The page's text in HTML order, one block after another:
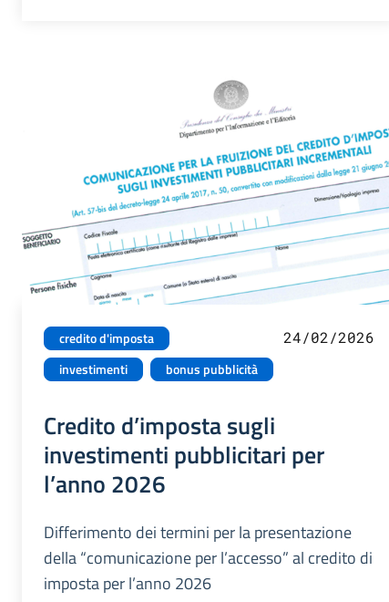
credito d'imposta
investimenti
bonus pubblicità
24/02/2026
Credito d’imposta sugli
investimenti pubblicitari per
l’anno 2026
Differimento dei termini per la presentazione
della “comunicazione per l’accesso” al credito di
imposta per l’anno 2026